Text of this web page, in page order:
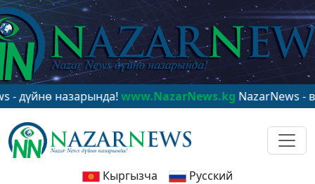
назарында!www.NazarNews.kgNazarNews - в
Кыргызча Русский